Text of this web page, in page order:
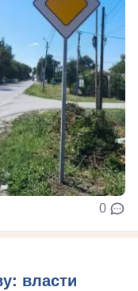
0
власти